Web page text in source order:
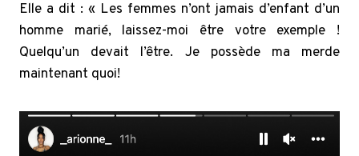
Elle a dit : « Les femmes n’ont jamais d’enfant d’un
homme marié, laissez-moi être votre exemple !
Quelqu’un devait l’être. Je possède ma merde
maintenant quoi!